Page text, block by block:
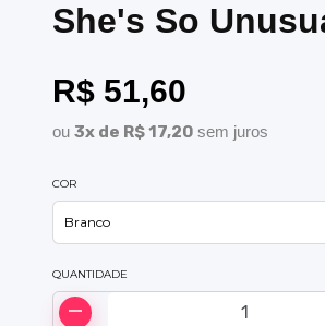
She's So
R$ 51,60
ou 3x de R$ 17,20 sem juros
COR
QUANTIDADE